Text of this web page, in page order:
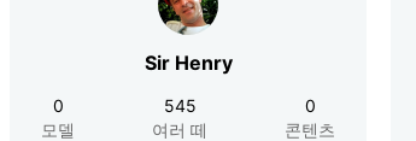
Sir Henry
0
모델
545
여러 떼
0
콘텐츠